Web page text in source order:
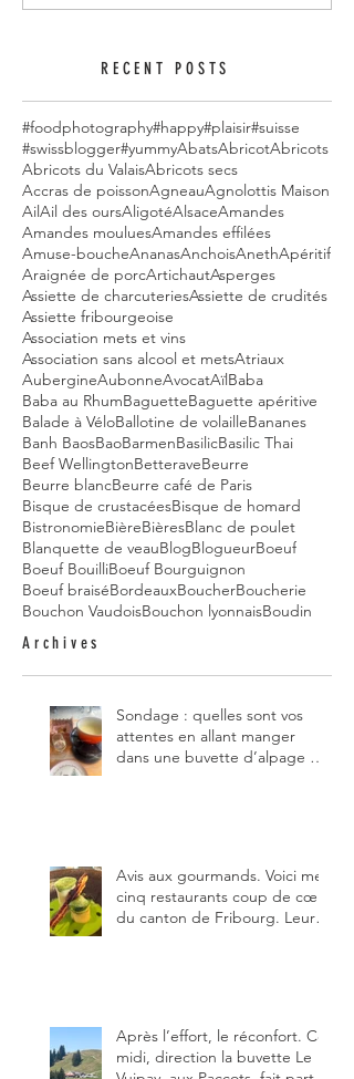
RECENT POSTS
#foodphotography#happy#plaisir#suisse
#swissblogger#yummyAbatsAbricotAbricots
Abricots du ValaisAbricots secs
Accras de poissonAgneauAgnolottis Maison
AilAil des oursAligotéAlsaceAmandes
Amandes mouluesAmandes effilées
Amuse-boucheAnanasAnchoisAnethApéritif
Araignée de porcArtichautAsperges
Assiette de charcuteriesAssiette de crudités
Assiette fribourgeoise
Association mets et vins
Association sans alcool et metsAtriaux
AubergineAubonneAvocatAïlBaba
Baba au RhumBaguetteBaguette apéritive
Balade à VéloBallotine de volailleBananes
Banh BaosBaoBarmenBasilicBasilic Thai
Beef WellingtonBetteraveBeurre
Beurre blancBeurre café de Paris
Bisque de crustacéesBisque de homard
BistronomieBièreBièresBlanc de poulet
Blanquette de veauBlogBlogueurBoeuf
Boeuf BouilliBoeuf Bourguignon
Boeuf braiséBordeauxBoucherBoucherie
Bouchon VaudoisBouchon lyonnaisBoudin
Archives
Sondage : quelles sont vos
attentes en allant manger
dans une buvette d’alpage et,
Avis aux gourmands. Voici mes
cinq restaurants coup de cœur
du canton de Fribourg. Leurs
Après l’effort, le réconfort. Ce
midi, direction la buvette Le